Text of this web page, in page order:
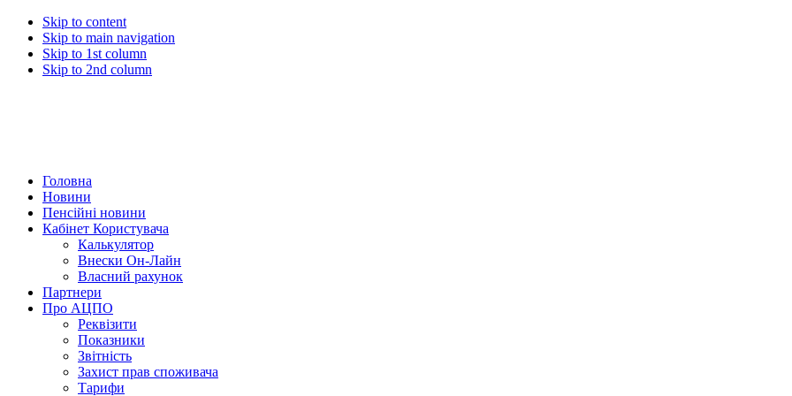
Skip to content
Skip to main navigation
Skip to 1st column
Skip to 2nd column
Головна
Новини
Пенсійні новини
Кабінет Користувача
Калькулятор
Внески Он-Лайн
Власний рахунок
Партнери
Про АЦПО
Реквізити
Показники
Звітність
Захист прав споживача
Тарифи